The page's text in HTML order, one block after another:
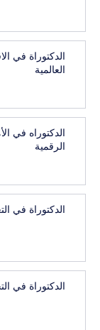
الدكتوراة في
العالمية
الدكتوراه في
الرقمية
الدكتوراة في
الدكتوراة في